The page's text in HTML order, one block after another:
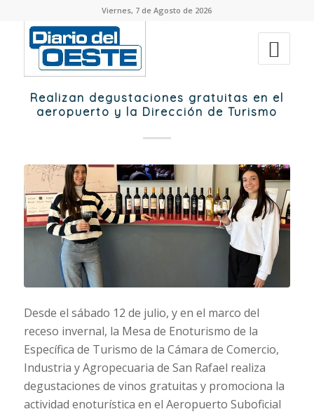
Viernes, 7 de Agosto de 2026
Realizan degustaciones gratuitas en el
aeropuerto y la Dirección de Turismo
Desde el sábado 12 de julio, y en el marco del
receso invernal, la Mesa de Enoturismo de la
Específica de Turismo de la Cámara de Comercio,
Industria y Agropecuaria de San Rafael realiza
degustaciones de vinos gratuitas y promociona la
actividad enoturística en el Aeropuerto Suboficial